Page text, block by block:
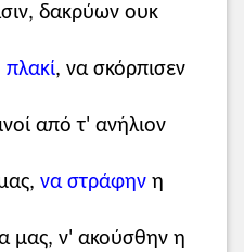
δακρύων ουκ
πλακί, να σκόρπισεν
από τ' ανήλιον
να στράφην η
μας, ν' ακούσθην η